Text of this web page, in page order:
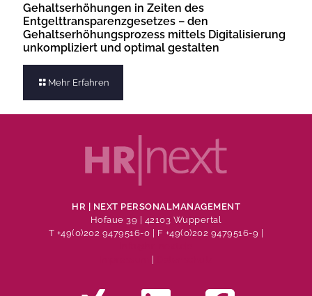
Gehaltserhöhungen in Zeiten des
Entgelttransparenzgesetzes – den
Gehaltserhöhungsprozess mittels Digitalisierung
unkompliziert und optimal gestalten
Mehr Erfahren
HR | NEXT PERSONALMANAGEMENT
Hofaue 39 | 42103 Wuppertal
T +49(0)202 9479516-0
| F +49(0)202 9479516-9 |